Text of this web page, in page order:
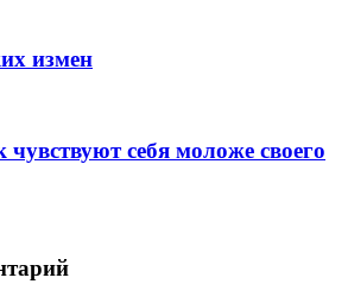
измен
себя моложе своего